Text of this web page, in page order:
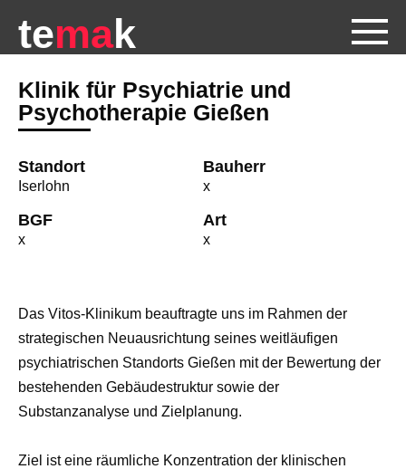
temak
Klinik für Psychiatrie und
Psychotherapie Gießen
Standort Bauherr
Iserlohn x
BGF Art
x x
Das Vitos-Klinikum beauftragte uns im Rahmen der
strategischen Neuausrichtung seines weitläufigen
psychiatrischen Standorts Gießen mit der Bewertung der
bestehenden Gebäudestruktur sowie der
Substanzanalyse und Zielplanung.
Ziel ist eine räumliche Konzentration der klinischen